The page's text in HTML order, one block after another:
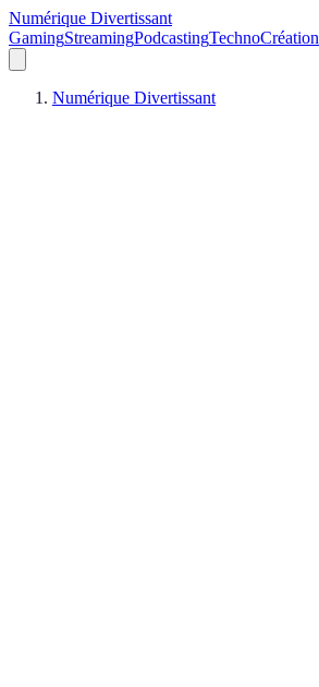
Numérique Divertissant
GamingStreamingPodcastingTechnoCréation
Numérique Divertissant